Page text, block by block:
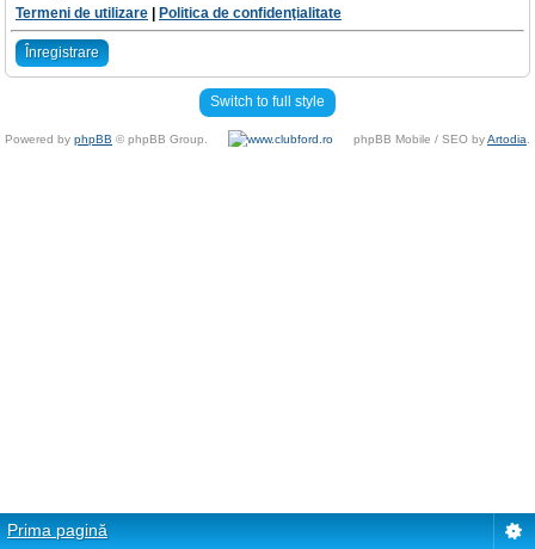
Termeni de utilizare
Politica de confidenţialitate
Înregistrare
Switch to full style
Powered by phpBB © phpBB Group. phpBB Mobile / SEO byArtodia
Prima pagină